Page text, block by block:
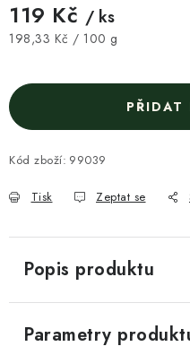
119 Kč / ks
Měrná cena:
198,33 Kč / 100 g
PŘIDAT
Kód zboží: 99039
Tisk Zeptat se
Popis produktu
Parametry